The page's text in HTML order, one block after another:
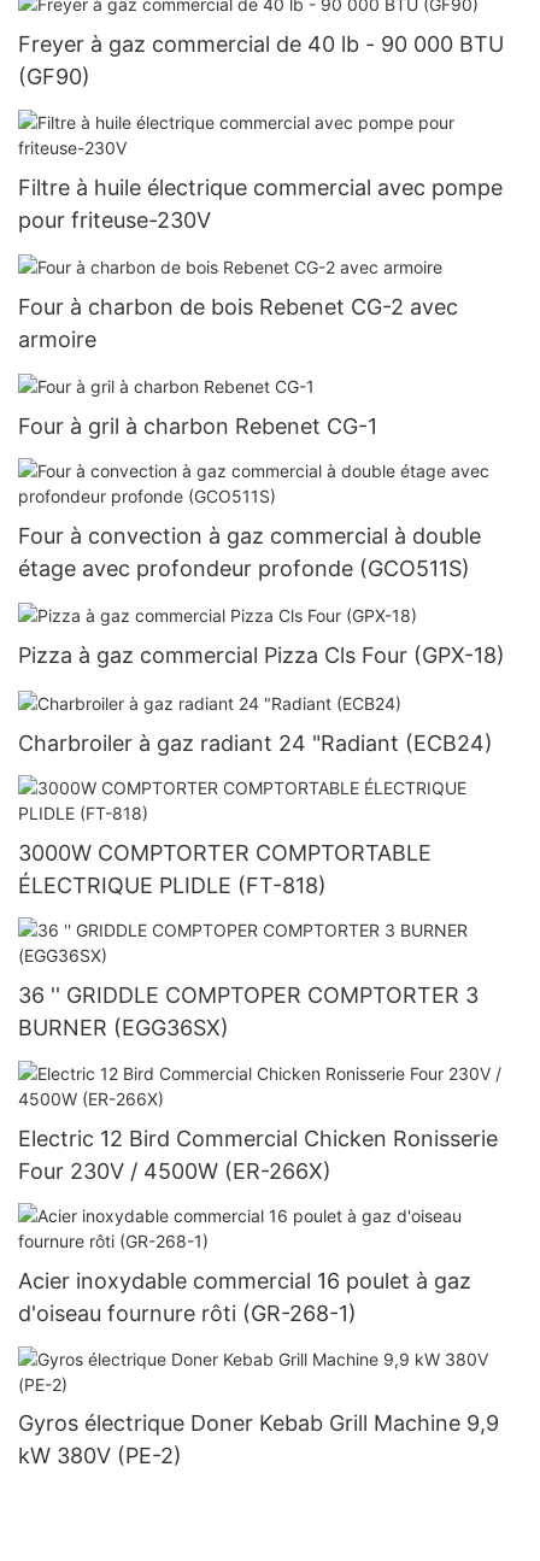
Freyer à gaz commercial de 40 lb - 90 000 BTU
(GF90)
Filtre à huile électrique commercial avec pompe
pour friteuse-230V
Four à charbon de bois Rebenet CG-2 avec
armoire
Four à gril à charbon Rebenet CG-1
Four à convection à gaz commercial à double
étage avec profondeur profonde (GCO511S)
Pizza à gaz commercial Pizza Cls Four (GPX-18)
Charbroiler à gaz radiant 24 "Radiant (ECB24)
3000W COMPTORTER COMPTORTABLE
ÉLECTRIQUE PLIDLE (FT-818)
36 '' GRIDDLE COMPTOPER COMPTORTER 3
BURNER (EGG36SX)
Electric 12 Bird Commercial Chicken Ronisserie
Four 230V / 4500W (ER-266X)
Acier inoxydable commercial 16 poulet à gaz
d'oiseau fournure rôti (GR-268-1)
Gyros électrique Doner Kebab Grill Machine 9,9
kW 380V (PE-2)